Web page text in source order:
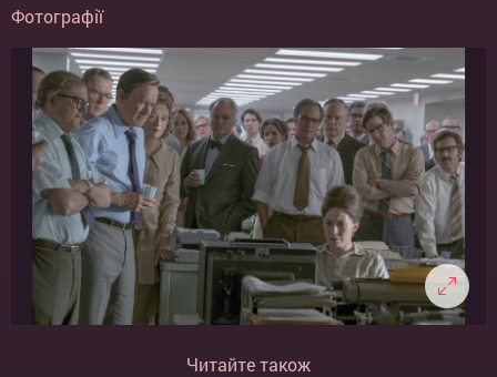
Фотографії
Читайте також